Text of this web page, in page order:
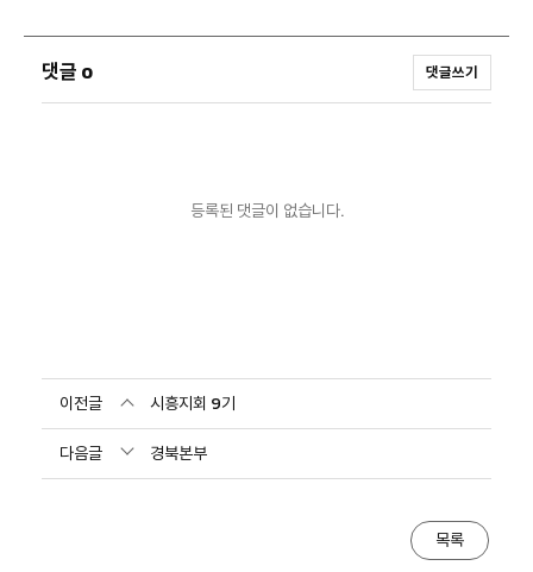
댓글 0 댓글쓰기
등록된 댓글이 없습니다.
이전글
시흥지회 9기
다음글
경북본부
목록